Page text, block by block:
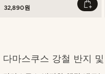
32,890원
다마스쿠스 강철 반지